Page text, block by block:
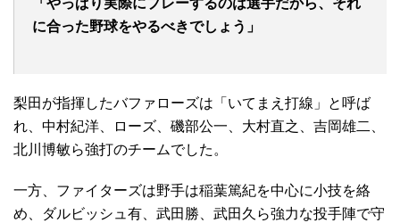
に合った野球をやるべきでしょう」
梨田が指揮したバファローズは「いてまえ打線」と呼ば
れ、中村紀洋、ローズ、磯部公一、大村直之、吉岡雄二、
北川博敏ら強打のチームでした。
一方、ファイターズは野手は稲葉篤紀を中心に小技を絡
め、ダルビッシュ有、武田勝、武田久ら強力な投手陣で守